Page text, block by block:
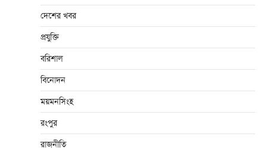
দেশের খবর
প্রযুক্তি
বরিশাল
বিনোদন
ময়মনসিংহ
রংপুর
রাজনীতি